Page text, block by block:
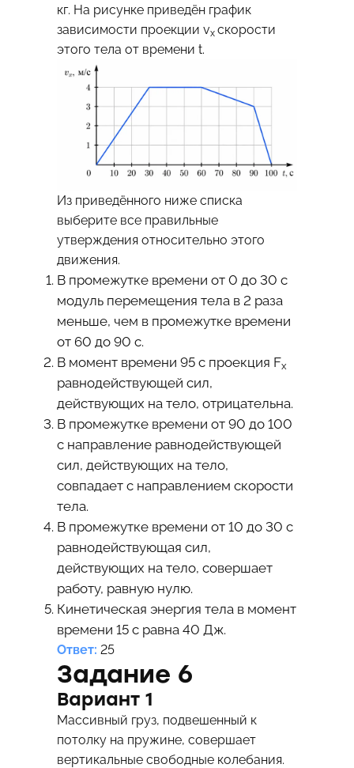
кг. На рисунке приведён график
зависимости проекции vx скорости
этого тела от времени t.
Из приведённого ниже списка
выберите все правильные
утверждения относительно этого
движения.
В промежутке времени от 0 до 30 с
модуль перемещения тела в 2 раза
меньше, чем в промежутке времени
от 60 до 90 с.
В момент времени 95 с проекция Fx
равнодействующей сил,
действующих на тело, отрицательна.
В промежутке времени от 90 до 100
с направление равнодействующей
сил, действующих на тело,
совпадает с направлением скорости
тела.
В промежутке времени от 10 до 30 с
равнодействующая сил,
действующих на тело, совершает
работу, равную нулю.
Кинетическая энергия тела в момент
времени 15 с равна 40 Дж.
Ответ: 25
Задание 6
Вариант 1
Массивный груз, подвешенный к
потолку на пружине, совершает
вертикальные свободные колебания.